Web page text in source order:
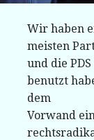
Wir haben
meisten
und die
benutzt
dem
Vorwand